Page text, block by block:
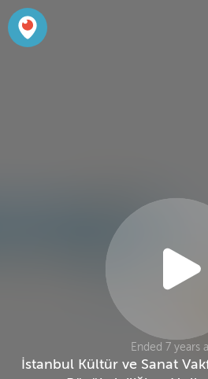
Ended 7 years
İstanbul Kültür ve Sanat